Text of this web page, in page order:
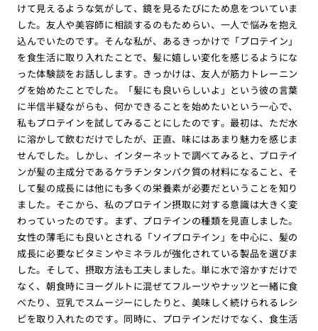
けて見えるような気がして、鏡を見るたびにため息をついていま
した。友人や美容師に相談するのもためらい、一人で悩みを抱え
込んでいたのです。そんな私が、あるきっかけで「プロテイン」
を食生活に取り入れたことで、髪に嬉しい変化を感じるようにな
った体験談をお話しします。きっかけは、友人が筋力トレーニン
グを始めたことでした。「髪にも良いらしいよ」という彼の言葉
に半信半疑ながらも、何かできることを始めたいという一心で、
私もプロテインを試してみることにしたのです。最初は、ただ水
に溶かして飲むだけでしたが、正直、味にはあまり魅力を感じま
せんでした。しかし、インターネットで調べてみると、プロテイ
ンが髪の主成分であるケラチンタンパク質の材料になること、そ
して髪の成長には他にも多くの栄養素が必要だということを知り
ました。そこから、私のプロテイン摂取に対する意識は大きく変
わっていったのです。まず、プロテインの種類を見直しました。
女性の薄毛にも良いとされる「ソイプロテイン」を中心に、髪の
成長に必要なビタミンやミネラルが強化されている製品を選びま
した。そして、摂取方法も工夫しました。単に水で溶かすだけで
なく、朝食時にヨーグルトに混ぜてフルーツやナッツと一緒に食
べたり、豆乳でスムージーにしたりと、美味しく続けられるレシ
ピを取り入れたのです。同時に、プロテインだけでなく、食生活